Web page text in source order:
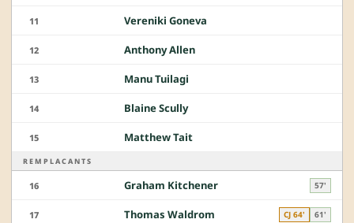
11 Vereniki Goneva
12 Anthony Allen
13 Manu Tuilagi
14 Blaine Scully
15 Matthew Tait
REMPLACANTS
16 Graham Kitchener 57'
17 Thomas Waldrom CJ 64' 61'